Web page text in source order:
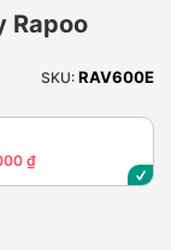
Rapoo
SKU: RAV600E
₫